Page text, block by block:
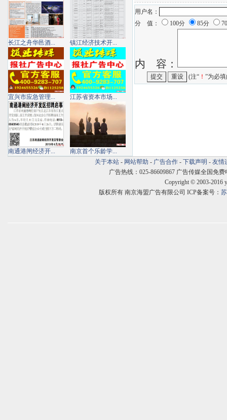
用户名：
分 值：
100分 85分
内 容：
(注“ ！ ”为必
长江之舟华邑酒... 镇江经济技术开...
宜兴市应急管理... 江苏省资本市场...
南通港闸经济开...
南京首个乐龄学...
关于本站 - 网站帮助 - 广告合作 - 下载声明 - 友情
广告热线：025-86609867 广告传媒全国免费
Copyright © 2003-2016
版权所有 南京海盟广告有限公司 ICP备案号：